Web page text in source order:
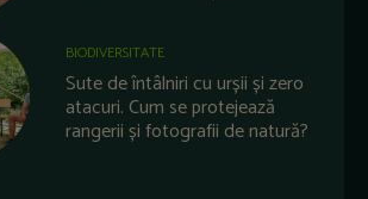
BIODIVERSITATE
Sute de întâlniri cu urșii și zero
atacuri. Cum se protejează
rangerii și fotografii de natură?